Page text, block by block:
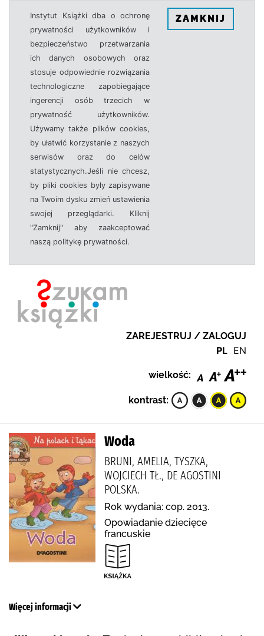
Instytut Książki dba o ochronę
prywatności użytkowników i
bezpieczeństwo przetwarzania
ich danych osobowych oraz
stosuje odpowiednie rozwiązania
technologiczne zapobiegające
ingerencji osób trzecich w
prywatność użytkowników.
Używamy także plików cookies,
by ułatwić korzystanie z naszych
serwisów oraz do celów
statystycznych.Jeśli nie chcesz,
by pliki cookies były zapisywane
na Twoim dysku zmień ustawienia
swojej przeglądarki. Kliknij
"Zamknij" aby zaakceptować
naszą politykę prywatności.
ZAMKNIJ
ZAREJESTRUJ / ZALOGUJ
PL EN
wielkość:
kontrast:
Woda
BRUNI, AMELIA, TYSZKA,
WOJCIECH TŁ., DE AGOSTINI
POLSKA.
Rok wydania: cop. 2013.
Opowiadanie dziecięce
francuskie
Więcej informacji